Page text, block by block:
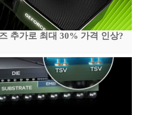
추가로 최대 30% 가격 인상?